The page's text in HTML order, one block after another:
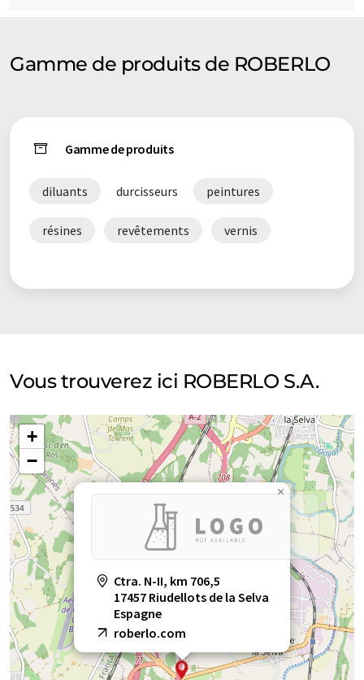
Gamme de produits de ROBERLO
Gamme de produits
diluants durcisseurs peintures
résines revêtements vernis
Vous trouverez ici ROBERLO S.A.
Ctra. N-II, km 706,5
17457 Riudellots de la Selva
Espagne
roberlo.com
×
+
−